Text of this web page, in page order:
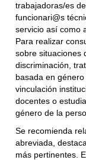
trabajadoras/es
funcionari@s
servicio así como
Para realizar
sobre situaciones
discriminación,
basada en
vinculación
docentes o
género de la
Se recomienda
abreviada,
más pertinentes.